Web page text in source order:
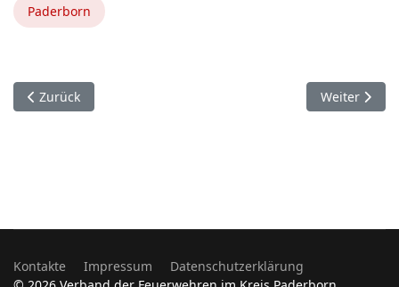
Paderborn
Vorheriger Beitrag: 18. Dezember. Verband der Feuerwehren
Zurück Nächster
Weiter
Kontakte Impressum
Datenschutzerklärung